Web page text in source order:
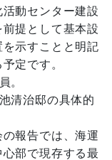
動センター建設
提として基本設
示すことと明記
定です。
。
治邸の具体的
報告では、海運
部で現存する最